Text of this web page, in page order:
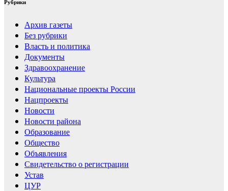
Рубрики
Архив газеты
Без рубрики
Власть и политика
Документы
Здравоохранение
Культура
Национальные проекты России
Нацпроекты
Новости
Новости района
Образование
Общество
Объявления
Свидетельство о регистрации
Устав
ЦУР